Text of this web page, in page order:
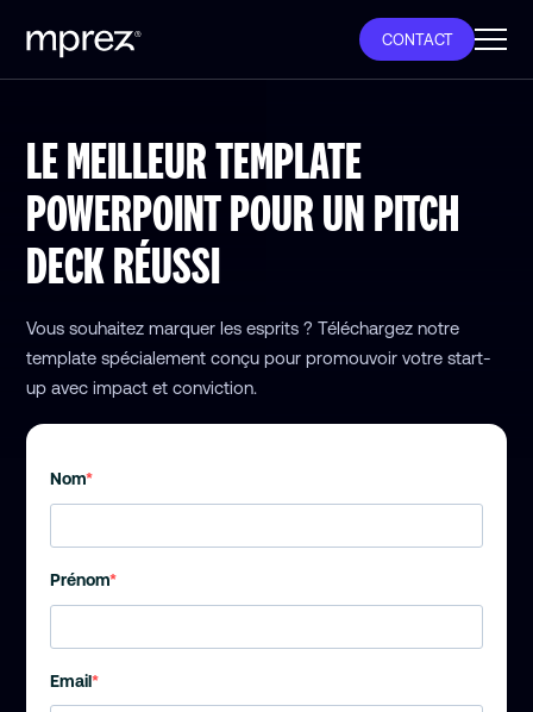
CONTACT
LE MEILLEUR TEMPLATE
POWERPOINT POUR UN PITCH
DECK RÉUSSI
Vous souhaitez marquer les esprits ? Téléchargez notre
template spécialement conçu pour promouvoir votre start-
up avec impact et conviction.
Nom
Prénom
Email